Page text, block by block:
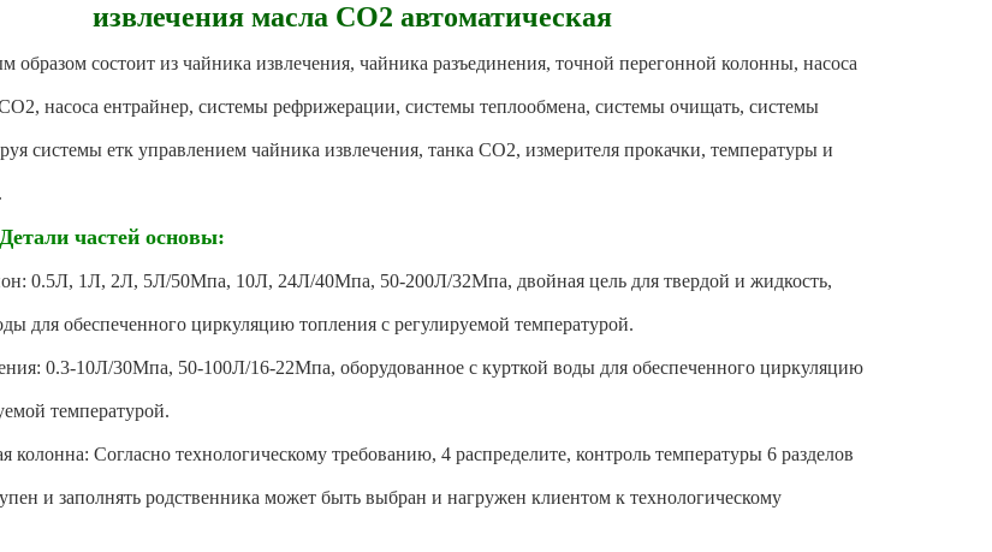
извлечения масла СО2 автоматическая
образом состоит из чайника извлечения, чайника разъединения, точной перегонной колонны, насоса
насоса ентрайнер, системы рефрижерации, системы теплообмена, системы очищать, системы
системы етк управлением чайника извлечения, танка СО2, измерителя прокачки, температуры и
частей основы:
0.5Л, 1Л, 2Л, 5Л/50Мпа, 10Л, 24Л/40Мпа, 50-200Л/32Мпа, двойная цель для твердой и жидкость,
для обеспеченного циркуляцию топления с регулируемой температурой.
0.3-10Л/30Мпа, 50-100Л/16-22Мпа, оборудованное с курткой воды для обеспеченного циркуляцию
температурой.
колонна: Согласно технологическому требованию, 4 распределите, контроль температуры 6 разделов
и заполнять родственника может быть выбран и нагружен клиентом к технологическому